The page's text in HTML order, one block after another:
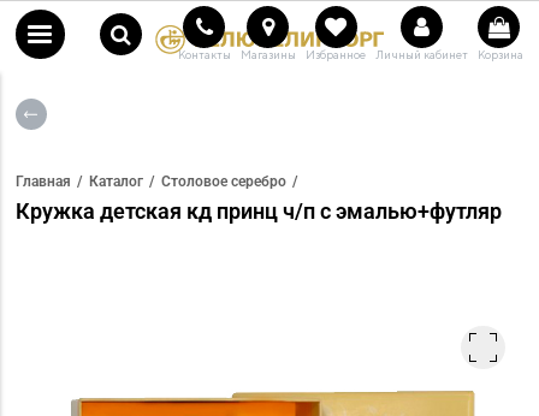
Контакты Магазины Избранное Личный кабинет Корзина
Главная Каталог Столовое серебро
Кружка детская кд принц ч/п с эмалью+футляр